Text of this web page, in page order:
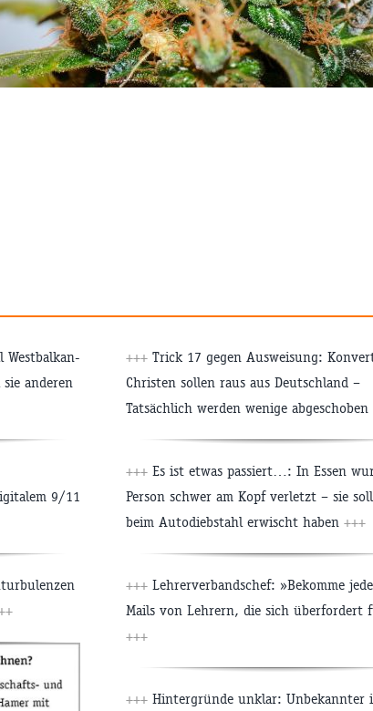
anderen
9/11
+++ Trick 17 gegen Ausweisung:
Christen sollen raus aus Deutschland –
Tatsächlich werden wenige abgeschoben
+++ Es ist etwas passiert…: In Essen
Person schwer am Kopf verletzt – sie
beim Autodiebstahl erwischt haben +++
+++ Lehrerverbandschef: »Bekomme
Mails von Lehrern, die sich überfordert
+++
+++ Hintergründe unklar: Unbekannter